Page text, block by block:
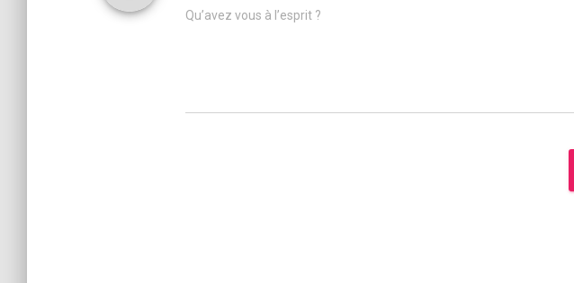
Qu’avez vous à l’esprit ?